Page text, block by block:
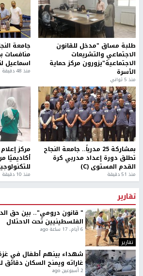
طلبة مساق "مدخل للقانون
الاجتماعي والتشريعات
الاجتماعية"يزورون مركز حماية
الأسرة
منذ 5 ثواني
جامعة
منافسات
اسماعيل
منذ 48 دقيقة
بمشاركة 25 مدرباً.. جامعة النجاح
تطلق دورة إعداد مدربي كرة
القدم المستوى (C)
منذ 51 دقيقة
مركز
أكاديميًا
منذ 10 دقيقة
تقارير
تقارير
" قانون درومي".. بين حق
الفلسطينيين تحت الاحتلال
6 أيام، 17 ساعة ago
شهداء بينهم أطفال في
غاراته ويمنح السكان دقائق
2 أسبوعين ago